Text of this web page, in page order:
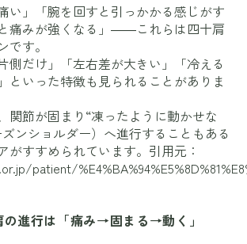
い」「腕を回すと引っかかる感じがす
痛みが強くなる」――これらは四十肩
です。
側だけ」「左右差が大きい」「冷える
といった特徴も見られることがありま
関節が固まり“凍ったように動かせな
ンショルダー）へ進行することもある
がすすめられています。引用元：
patient/
の進行は「痛み→固まる→動く」